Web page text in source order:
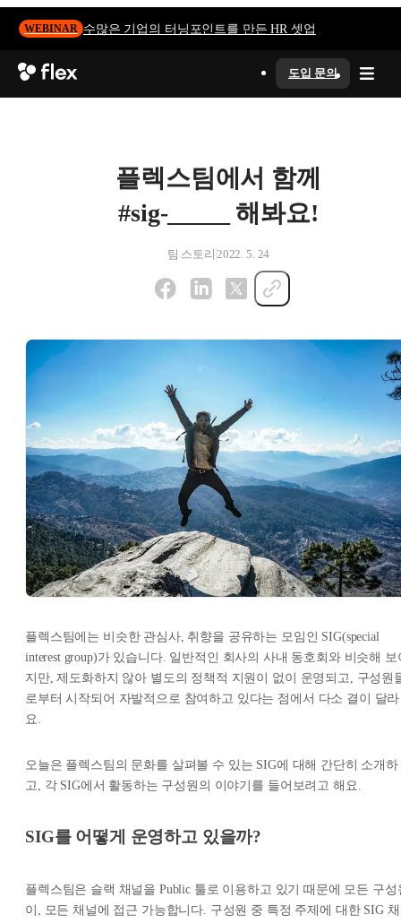
WEBINAR 수많은 기업의 터닝포인트를 만든 HR 셋업
도입 문의
플렉스팀에서 함께
#sig-_____ 해봐요!
팀 스토리 2022. 5. 24
플렉스팀에는 비슷한 관심사, 취향을 공유하는 모임인 SIG(special
interest group)가 있습니다. 일반적인 회사의 사내 동호회와 비슷해 보
지만, 제도화하지 않아 별도의 정책적 지원이 없이 운영되고, 구성원
로부터 시작되어 자발적으로 참여하고 있다는 점에서 다소 결이 달라
요.
오늘은 플렉스팀의 문화를 살펴볼 수 있는 SIG에 대해 간단히 소개하
고, 각 SIG에서 활동하는 구성원의 이야기를 들어보려고 해요.
SIG를 어떻게 운영하고 있을까?
플렉스팀은 슬랙 채널을 Public 툴로 이용하고 있기 때문에 모든 구성
이, 모든 채널에 접근 가능합니다. 구성원 중 특정 주제에 대한 SIG 채